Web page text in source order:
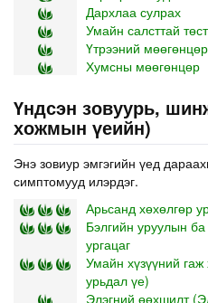
Дархлаа сулрах
Умайн салсттай
Үтрээний мөөгөнцөр
Хумсны мөөгөнцөр
Үндсэн зовуурь,
хожмын үеийн)
Энэ зовиур эмгэгийн үед
симптомууд илэрдэг.
Арьсанд хөхөлгөр
Бэлгийн уруулын
ургацаг
Умайн хүзүүний
урьдал үе)
Элэгний өөхшилт